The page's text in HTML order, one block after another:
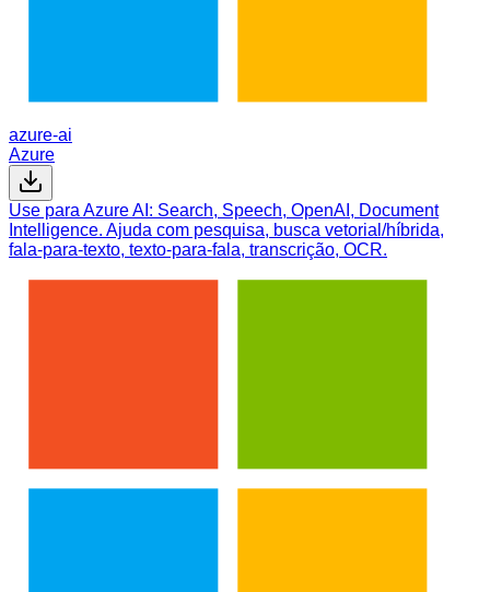
azure-ai
Azure
Use para Azure AI: Search, Speech, OpenAI, Document
Intelligence. Ajuda com pesquisa, busca vetorial/híbrida,
fala-para-texto, texto-para-fala, transcrição, OCR.